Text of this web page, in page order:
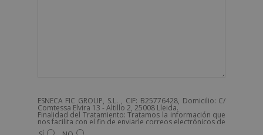
ESNECA FIC GROUP, S.L. , CIF: B25776428, Domicilio: C/
Comtessa Elvira 13 - Altillo 2, 25008 Lleida.
Finalidad del Tratamiento: Tratamos la información que
nos facilita con el fin de enviarle correos electrónicos de
tipo comercial relacionado con los productos ofrecidos